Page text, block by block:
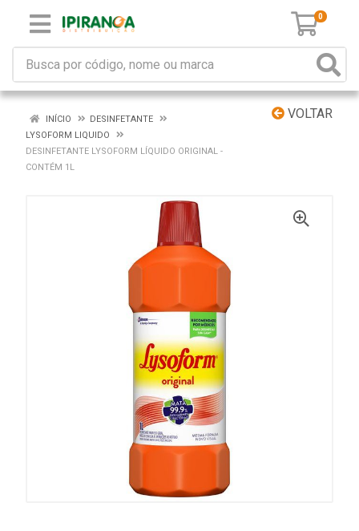
0
VOLTAR
INÍCIO
DESINFETANTE
LYSOFORM LIQUIDO
DESINFETANTE LYSOFORM LÍQUIDO ORIGINAL -
CONTÉM 1L